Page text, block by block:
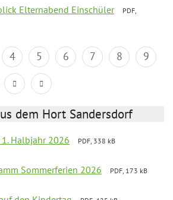
Elternabend Einschüler
PDF,
4 5 6 7 8
9
dem Hort Sandersdorf
Halbjahr 2026
PDF, 338 kB
Sommerferien 2026
PDF, 173 kB